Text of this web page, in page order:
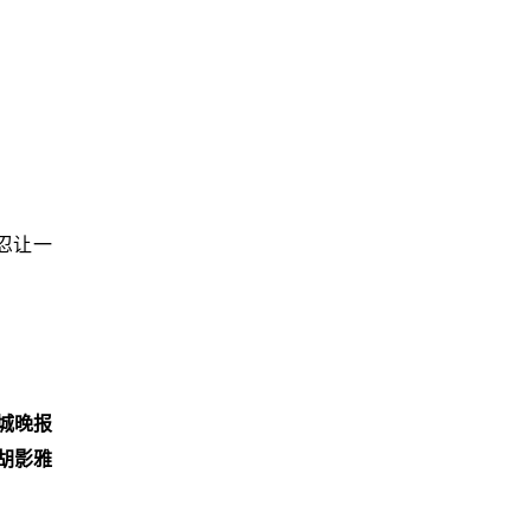
让一
晚报
影雅